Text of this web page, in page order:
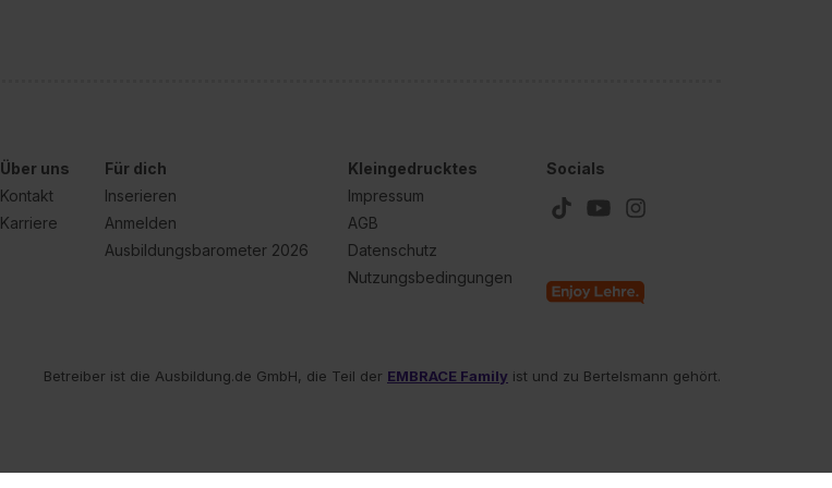
Über uns
Kontakt
Karriere
Für dich
Inserieren
Anmelden
Ausbildungsbarometer 2026
Kleingedrucktes
Impressum
AGB
Datenschutz
Nutzungsbedingungen
Socials
Betreiber ist die Ausbildung.de GmbH, die Teil der EMBRACE Family ist und zu Bertelsmann gehört.